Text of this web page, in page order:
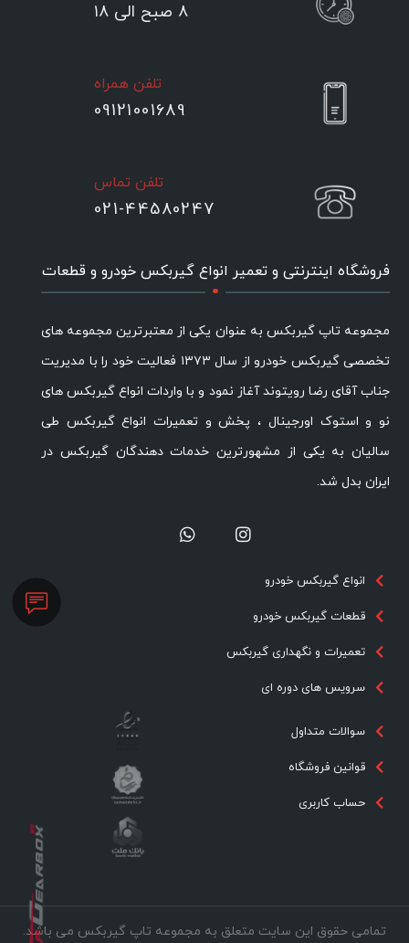
۸ صبح الی ۱۸
تلفن همراه
09121001689
تلفن تماس
021-44580247
فروشگاه اینترنتی و تعمیر انواع گیربکس خودرو و قطعات
.
مجموعه تاپ گیربکس به عنوان یکی از معتبرترین مجموعه های
تخصصی گیربکس خودرو از سال ۱۳۷۳ فعالیت خود را با مدیریت
جناب آقای رضا رویتوند آغاز نمود و با واردات انواع گیربکس های
نو و استوک اورجینال ، پخش و تعمیرات انواع گیربکس طی
سالیان به یکی از مشهورترین خدمات دهندگان گیربکس در
ایران بدل شد.
انواع گیربکس خودرو
قطعات گیربکس خودرو
تعمیرات و نگهداری گیربکس
سرویس های دوره ای
سوالات متداول
قوانین فروشگاه
حساب کاربری
تمامی حقوق این سایت متعلق به مجموعه تاپ گیربکس می باشد.